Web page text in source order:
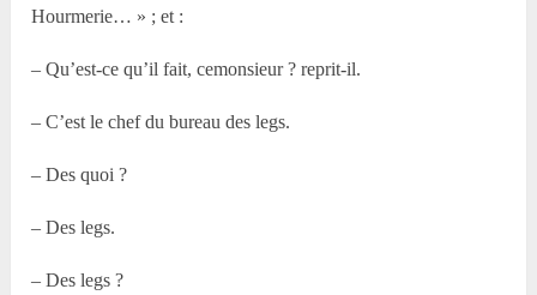
Hourmerie… » ; et :
– Qu’est-ce qu’il fait, cemonsieur ? reprit-il.
– C’est le chef du bureau des legs.
– Des quoi ?
– Des legs.
– Des legs ?